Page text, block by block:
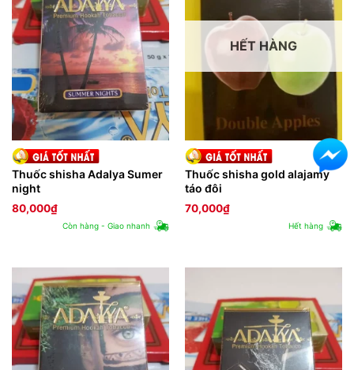
Thuốc shisha Adalya Sumer
night
80,000₫
Còn hàng - Giao nhanh
HẾT HÀNG
Thuốc shisha gold alajamy
táo đôi
70,000₫
Hết hàng